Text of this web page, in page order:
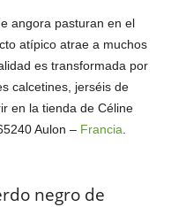
angora pasturan en el
atípico atrae a muchos
es transformada por
calcetines, jerséis de
en la tienda de Céline
Aulon – Francia
negro de